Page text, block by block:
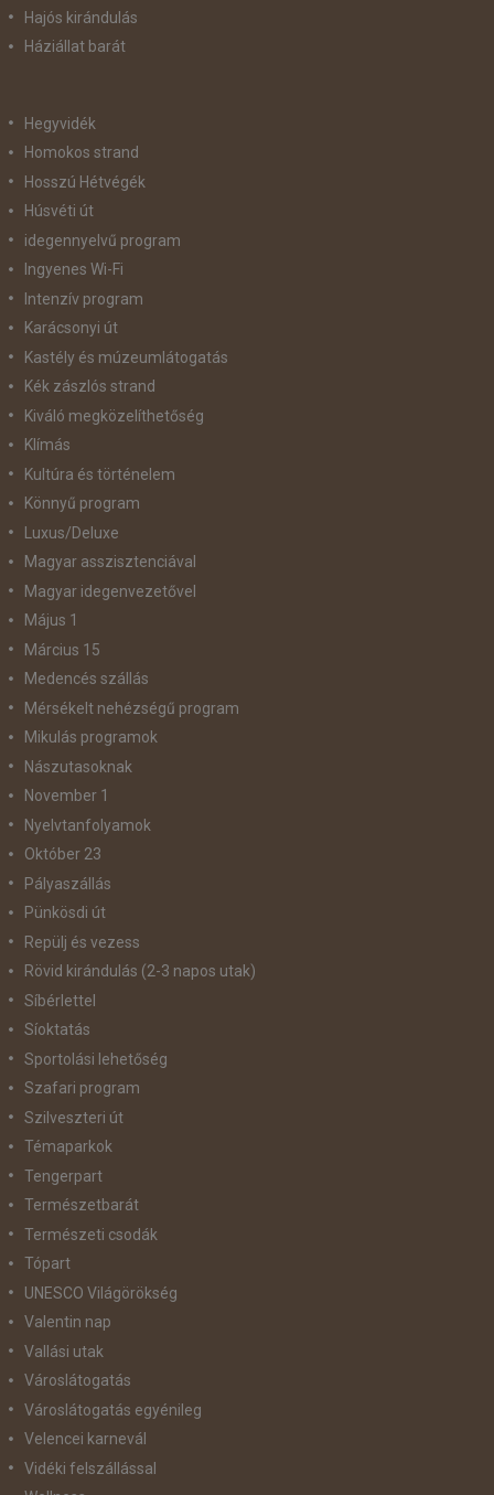
Hajós kirándulás
Háziállat barát
Hegyvidék
Homokos strand
Hosszú Hétvégék
Húsvéti út
idegennyelvű program
Ingyenes Wi-Fi
Intenzív program
Karácsonyi út
Kastély és múzeumlátogatás
Kék zászlós strand
Kiváló megközelíthetőség
Klímás
Kultúra és történelem
Könnyű program
Luxus/Deluxe
Magyar asszisztenciával
Magyar idegenvezetővel
Május 1
Március 15
Medencés szállás
Mérsékelt nehézségű program
Mikulás programok
Nászutasoknak
November 1
Nyelvtanfolyamok
Október 23
Pályaszállás
Pünkösdi út
Repülj és vezess
Rövid kirándulás (2-3 napos utak)
Síbérlettel
Síoktatás
Sportolási lehetőség
Szafari program
Szilveszteri út
Témaparkok
Tengerpart
Természetbarát
Természeti csodák
Tópart
UNESCO Világörökség
Valentin nap
Vallási utak
Városlátogatás
Városlátogatás egyénileg
Velencei karnevál
Vidéki felszállással